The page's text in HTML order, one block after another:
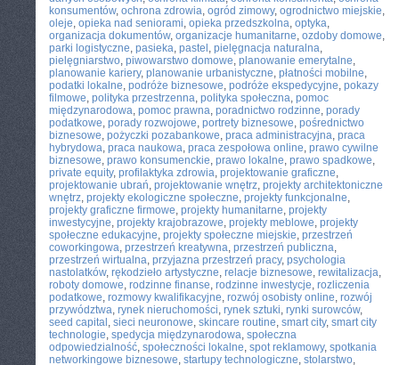
konsumentów, ochrona zdrowia, ogród zimowy, ogrodnictwo miejskie,
oleje, opieka nad seniorami, opieka przedszkolna, optyka,
organizacja dokumentów, organizacje humanitarne, ozdoby domowe,
parki logistyczne, pasieka, pastel , pielęgnacja naturalna,
pielęgniarstwo, piwowarstwo domowe, planowanie emerytalne,
planowanie kariery, planowanie urbanistyczne, płatności mobilne,
podatki lokalne, podróże biznesowe, podróże ekspedycyjne, pokazy
filmowe, polityka przestrzenna, polityka społeczna, pomoc
międzynarodowa, pomoc prawna, poradnictwo rodzinne, porady
podatkowe, porady rozwojowe, portrety biznesowe, pośrednictwo
biznesowe, pożyczki pozabankowe, praca administracyjna, praca
hybrydowa, praca naukowa, praca zespołowa online, prawo cywilne
biznesowe, prawo konsumenckie, prawo lokalne, prawo spadkowe,
private equity, profilaktyka zdrowia, projektowanie graficzne,
projektowanie ubrań, projektowanie wnętrz, projekty architektoniczne
wnętrz, projekty ekologiczne społeczne, projekty funkcjonalne,
projekty graficzne firmowe, projekty humanitarne, projekty
inwestycyjne, projekty krajobrazowe, projekty meblowe, projekty
społeczne edukacyjne, projekty społeczne miejskie, przestrzeń
coworkingowa, przestrzeń kreatywna, przestrzeń publiczna,
przestrzeń wirtualna, przyjazna przestrzeń pracy, psychologia
nastolatków, rękodzieło artystyczne, relacje biznesowe, rewitalizacja,
roboty domowe, rodzinne finanse, rodzinne inwestycje, rozliczenia
podatkowe, rozmowy kwalifikacyjne, rozwój osobisty online, rozwój
przywództwa, rynek nieruchomości, rynek sztuki, rynki surowców,
seed capital , sieci neuronowe, skincare routine, smart city, smart city
technologie, spedycja międzynarodowa, społeczna
odpowiedzialność, społeczności lokalne, spot reklamowy, spotkania
networkingowe biznesowe, startupy technologiczne, stolarstwo,